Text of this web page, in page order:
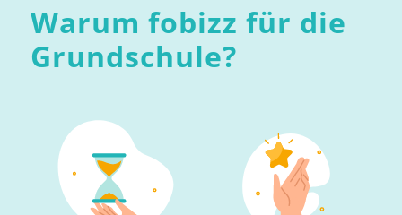
Warum fobizz für die
Grundschule?